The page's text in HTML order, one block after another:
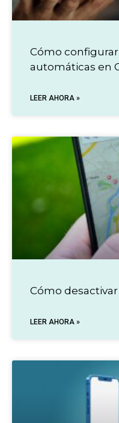
Cómo
automáticas en
LEER AHORA »
Cómo
LEER AHORA »